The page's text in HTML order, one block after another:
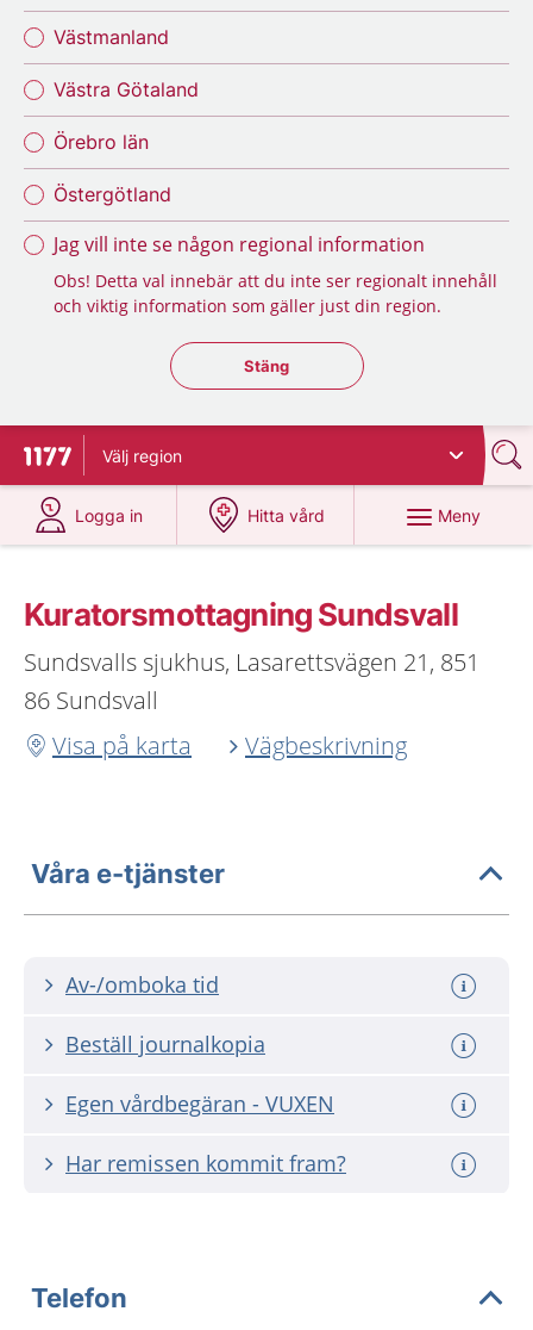
Västmanland
Västra Götaland
Örebro län
Östergötland
Jag vill inte se någon regional information
Obs! Detta val innebär att du inte ser regionalt innehåll
och viktig information som gäller just din region.
Stäng regionsväljaren
Stäng
Till startsidan för 1177
Välj region
Logga in
på 1177.se
Hitta vård
på 1177.se
Meny
Kuratorsmottagning Sundsvall
Sundsvalls sjukhus, Lasarettsvägen 21, 851
86 Sundsvall
Visa på karta
Vägbeskrivning
Våra e-tjänster
Av-/omboka tid
Beställ journalkopia
Egen vårdbegäran - VUXEN
Har remissen kommit fram?
Telefon